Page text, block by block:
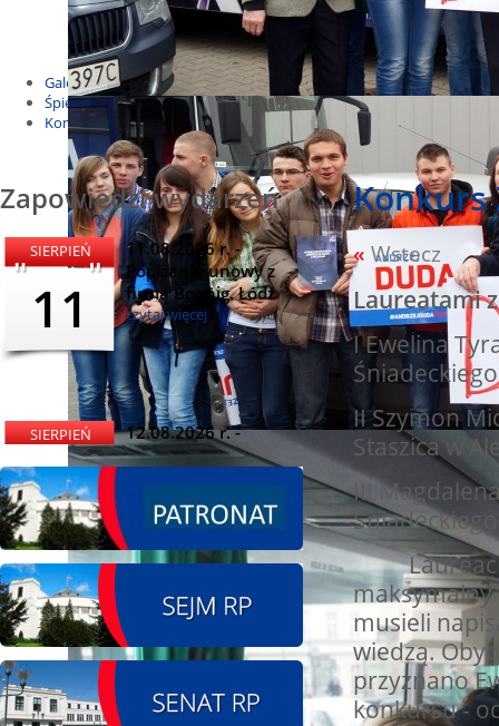
Wybory do Parlamentu Europejskiego
Wybory prezydenckie 2020
Wybory 2014
Galeria
Śpiewnik
Kontakt
Zapowiedzi wydarzeń
SIERPIEŃ
11
11.08.2026 r. -
Popisanie unowy z
firmą Boenig. Łódź
czytaj więcej
SIERPIEŃ
12
12.08.2026 r. -
Oddanie drogi.
SIERPIEŃ
13
13.09.2026 r. -Zlot
Pojazdów
zabytkowych. Wieluń
czytaj więcej
Konkurs
« Wstecz
Laureatami
I Ewelina
II Szymon
Staszica w
III
Laureaci z
maksymalny
musieli
wiedzą.
przyznano
konkursu -